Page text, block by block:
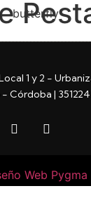
1 y 2 -
Córdoba |